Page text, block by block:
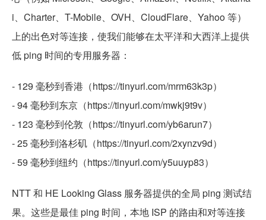
i、Charter、T-Mobile、OVH、CloudFlare、Yahoo 等）
上的出色对等连接，使我们能够在太平洋和大西洋上提供
低 ping 时间的专用服务器：
- 129 毫秒到香港（https://tinyurl.com/mrm63k3p）
- 94 毫秒到东京（https://tinyurl.com/mwkj9t9v）
- 123 毫秒到伦敦（https://tinyurl.com/yb6arun7）
- 25 毫秒到洛杉矶（https://tinyurl.com/2xynzv9d）
- 59 毫秒到纽约（https://tinyurl.com/y5uuyp83）
NTT 和 HE Looking Glass 服务器提供的全局 ping 测试结
果。这些是最佳 ping 时间，本地 ISP 的路由和对等连接